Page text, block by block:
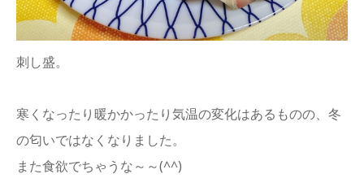
刺し盛。
寒くなったり暖かかったり気温の変化はあるものの、冬
の匂いではなくなりました。
また食欲でちゃうな～～(^^)